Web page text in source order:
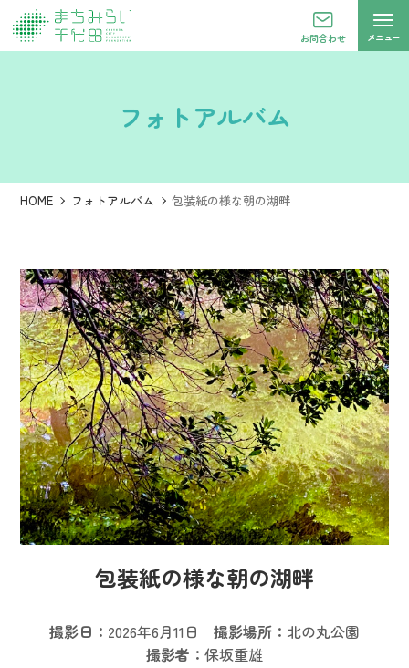
お問合わせ メニュー
フォトアルバム
HOME フォトアルバム 包装紙の様な朝の湖畔
包装紙の様な朝の湖畔
撮影日： 2026年6月11日 撮影場所： 北の丸公園
撮影者： 保坂重雄